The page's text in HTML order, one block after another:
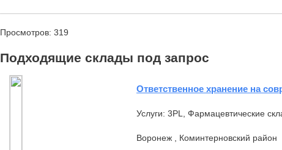
Просмотров: 319
Подходящие склады под запрос
Ответственное хранение на
Услуги: 3PL, Фармацевтические
Воронеж , Коминтерновский район